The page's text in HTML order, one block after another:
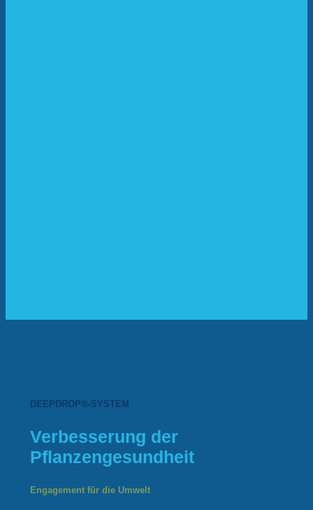
DEEPDROP®-SYSTEM
Verbesserung der
Pflanzengesundheit
Engagement für die Umwelt